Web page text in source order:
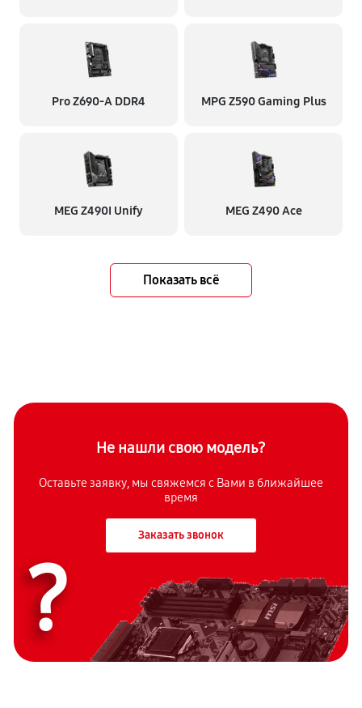
Pro Z690-A DDR4 MPG Z590 Gaming Plus
MEG Z490I Unify MEG Z490 Ace
Показать всё
Не нашли свою модель?
Оставьте заявку, мы свяжемся с Вами в ближайшее
время
Заказать звонок
?